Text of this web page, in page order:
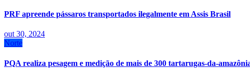
PRF apreende pássaros transportados ilegalmente em Assis Brasil
out 30, 2024
Norte
PQA realiza pesagem e medição de mais de 300 tartarugas-da-